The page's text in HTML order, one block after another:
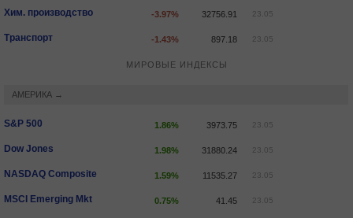
Хим. производство -3.97% 32756.91 23.05
Транспорт -1.43% 897.18 23.05
МИРОВЫЕ ИНДЕКСЫ
АМЕРИКА →
S&P 500 1.86% 3973.75 23.05
Dow Jones 1.98% 31880.24 23.05
NASDAQ Composite 1.59% 11535.27 23.05
MSCI Emerging Mkt 0.75% 41.45 23.05